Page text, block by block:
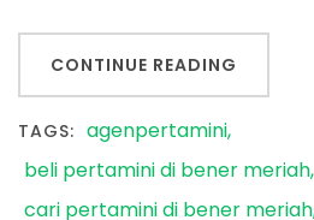
CONTINUE READING
TAGS: agenpertamini
beli pertamini di bener meriah
cari pertamini di bener meriah